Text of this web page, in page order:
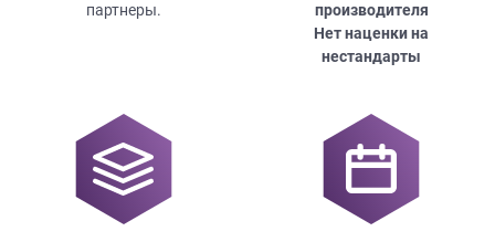
партнеры.
производителя
Нет наценки на
нестандарты